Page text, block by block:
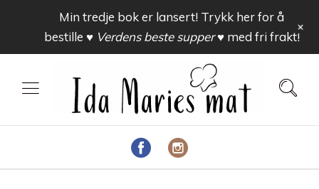
Min tredje bok er lansert! Trykk her for å
bestille ♥ Verdens beste supper ♥med fri frakt!
+